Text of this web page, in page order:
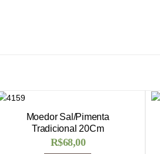
Moedor Sal/Pimenta
Tradicional 20Cm
R$68,00